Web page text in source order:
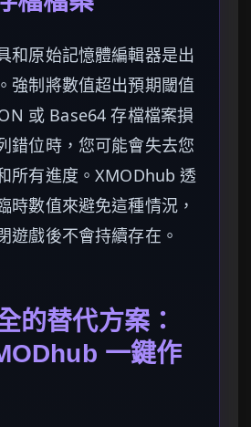
和原始記憶體編輯器是出
強制將數值超出預期閾值
或 Base64 存檔檔案損
錯位時，您可能會失去您
所有進度。XMODhub 透
時數值來避免這種情況，
遊戲後不會持續存在。
的替代方案：
一鍵作